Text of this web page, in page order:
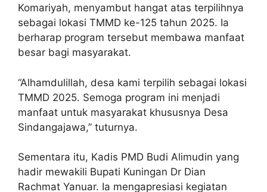
Komariyah, menyambut hangat atas terpilihnya
sebagai lokasi TMMD ke-125 tahun 2025. Ia
berharap program tersebut membawa manfaat
besar bagi masyarakat.
“Alhamdulillah, desa kami terpilih sebagai lokasi
TMMD 2025. Semoga program ini menjadi
manfaat untuk masyarakat khususnya Desa
Sindangajawa,” tuturnya.
Sementara itu, Kadis PMD Budi Alimudin yang
hadir mewakili Bupati Kuningan Dr Dian
Rachmat Yanuar. Ia mengapresiasi kegiatan